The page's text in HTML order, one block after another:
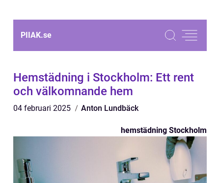
PIIAK.se
Hemstädning i Stockholm: Ett rent
och välkomnande hem
04 februari 2025 Anton Lundbäck
hemstädning Stockholm